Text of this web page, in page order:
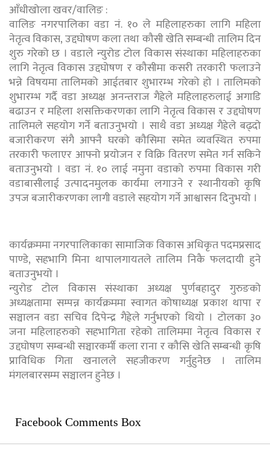
आँधीखोला खवर/वालिङ :
वालिङ नगरपालिका वडा नं. १० ले महिलाहरुका लागि महिला
नेतृत्व विकास, उद्दघोषण कला तथा कौसी खेति सम्बन्धी तालिम दिन
शुरु गरेको छ । वडाले न्युरोड टोल विकास संस्थाका महिलाहरुका
लागि नेतृत्व विकास उद्दघोषण र कौसीमा कसरी तरकारी फलाउने
भन्ने विषयमा तालिमको आईतबार शुभारम्भ गरेको हो । तालिमको
शुभारम्भ गर्दै वडा अध्यक्ष अनन्तराज गैह्रेले महिलाहरुलाई अगाडि
बढाउन र महिला शसक्तिकरणका लागि नेतृत्व विकास र उद्दघोषण
तालिमले सहयोग गर्ने बताउनुभयो । साथै वडा अध्यक्ष गैह्रेले बढ्दो
बजारीकरण संगै आफ्नै घरको कौसिमा समेत व्यवस्थित रुपमा
तरकारी फलाएर आफ्नो प्रयोजन र विक्रि वितरण समेत गर्न सकिने
बताउनुभयो । वडा नं. १० लाई नमुना वडाको रुपमा विकास गरी
वडाबासीलाई उत्पादनमुलक कार्यमा लगाउने र स्थानीयको कृषि
उपज बजारीकरणका लागी वडाले सहयोग गर्ने आश्वासन दिनुभयो ।
कार्यक्रममा नगरपालिकाका सामाजिक विकास अधिकृत पदमप्रसाद
पाण्डे, सहभागि मिना थापालगायतले तालिम निकै फलदायी हुने
बताउनुभयो ।
न्युरोड टोल विकास संस्थाका अध्यक्ष पुर्णबहादुर गुरुङको
अध्यक्षतामा सम्पन्न कार्यक्रममा स्वागत कोषाध्यक्ष प्रकाश थापा र
सञ्चालन वडा सचिव दिपेन्द्र गैह्रेले गर्नुभएको थियो । टोलका ३०
जना महिलाहरुको सहभागिता रहेको तालिममा नेतृत्व विकास र
उद्दघोषण सम्बन्धी सञ्चारकर्मी कला राना र कौसि खेति सम्बन्धी कृषि
प्राविधिक गिता खनालले सहजीकरण गर्नुहुनेछ । तालिम
मंगलबारसम्म सञ्चालन हुनेछ ।
Facebook Comments Box